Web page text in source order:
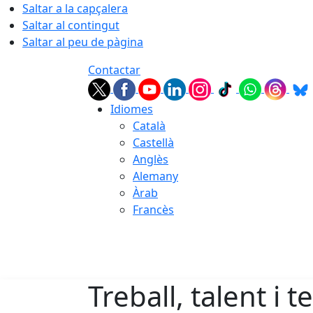
Saltar a la capçalera
Saltar al contingut
Saltar al peu de pàgina
Contactar
Idiomes
Català
Castellà
Anglès
Alemany
Àrab
Francès
Treball, talent i